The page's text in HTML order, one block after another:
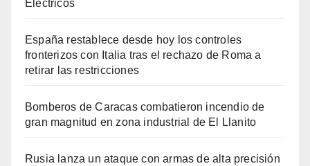
Eléctricos
España restablece desde hoy los controles
fronterizos con Italia tras el rechazo de Roma a
retirar las restricciones
Bomberos de Caracas combatieron incendio de
gran magnitud en zona industrial de El Llanito
Rusia lanza un ataque con armas de alta precisión